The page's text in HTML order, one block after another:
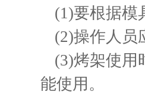
(1)要根据模
(2)操作人
(3)烤架使
能使用。